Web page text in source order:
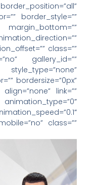
border_style=””
class=””
gallery_id=””
bordersize=”0px”
link=””
class=””